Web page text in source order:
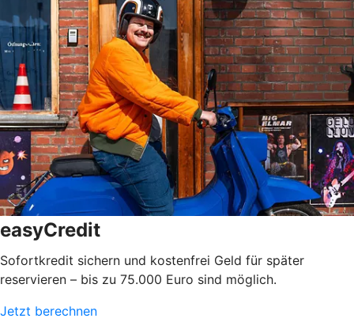
easyCredit
Sofortkredit sichern und kostenfrei Geld für später
reservieren – bis zu 75.000 Euro sind möglich.
Jetzt berechnen